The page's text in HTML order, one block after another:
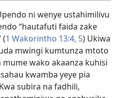
ni wenye ustahimilivu
“hautafuti faida zake
(1 Wakorintho 13:4, 5) Ukiwa
mwingi kumtunza mtoto
wako akaanza kuhisi
kwamba yeye pia
subira na fadhili,